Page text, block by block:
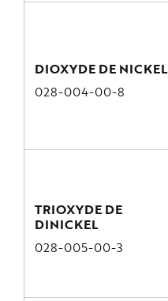
DIOXYDE DE NICKEL
028-004-00-8
TRIOXYDE DE
DINICKEL
028-005-00-3